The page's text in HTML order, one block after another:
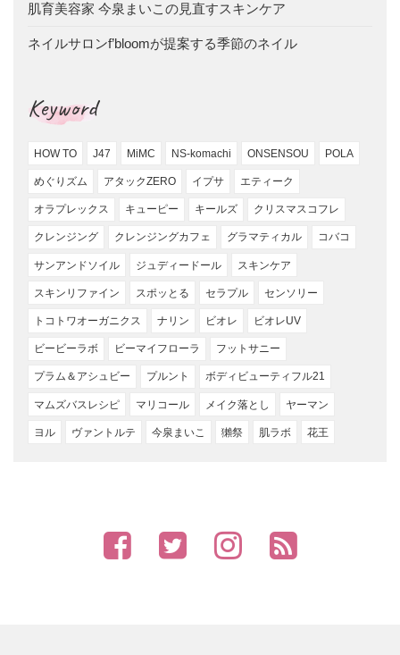
肌育美容家 今泉まいこの見直すスキンケア
ネイルサロンf’bloomが提案する季節のネイル
Keyword
HOW TO J47 MiMC NS-komachi ONSENSOU POLA
めぐりズム アタックZERO イプサ エティーク
オラプレックス キューピー キールズ クリスマスコフレ
クレンジング クレンジングカフェ グラマティカル コバコ
サンアンドソイル ジュディードール スキンケア
スキンリファイン スポッとる セラプル センソリー
トコトワオーガニクス ナリン ビオレ ビオレUV
ビービーラボ ビーマイフローラ フットサニー
プラム＆アシュビー プルント ボディビューティフル21
マムズバスレシピ マリコール メイク落とし ヤーマン
ヨル ヴァントルテ 今泉まいこ 獺祭 肌ラボ 花王